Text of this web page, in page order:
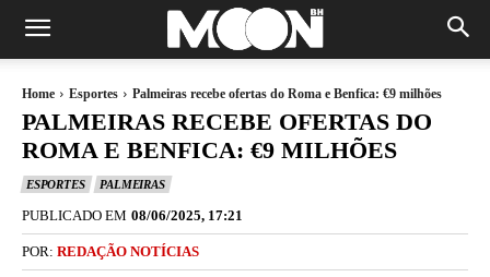
Home Esportes Palmeiras recebe ofertas do Roma e Benfica: €9 milhões
PALMEIRAS RECEBE OFERTAS DO
ROMA E BENFICA: €9 MILHÕES
ESPORTES PALMEIRAS
PUBLICADO EM 08/06/2025, 17:21
POR: REDAÇÃO NOTÍCIAS